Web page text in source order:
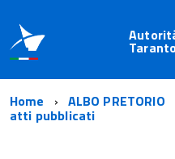
Home ALBO PRETORIO
atti pubblicati